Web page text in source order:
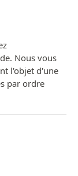
Nous vous
l'objet d'une
par ordre